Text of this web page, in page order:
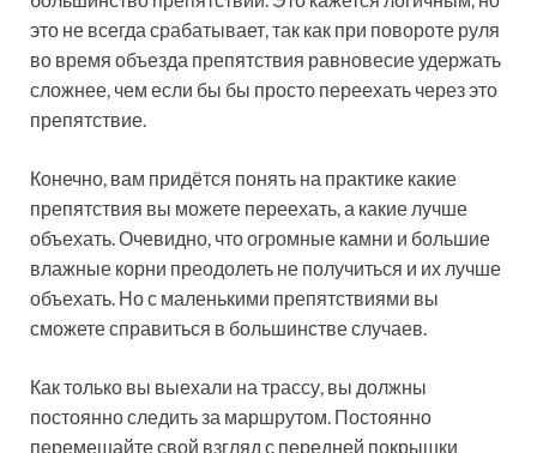
это не всегда срабатывает, так как при повороте руля
во время объезда препятствия равновесие удержать
сложнее, чем если бы бы просто переехать через это
препятствие.
Конечно, вам придётся понять на практике какие
препятствия вы можете переехать, а какие лучше
объехать. Очевидно, что огромные камни и большие
влажные корни преодолеть не получиться и их лучше
объехать. Но с маленькими препятствиями вы
сможете справиться в большинстве случаев.
Как только вы выехали на трассу, вы должны
постоянно следить за маршрутом. Постоянно
перемещайте свой взгляд с передней покрышки